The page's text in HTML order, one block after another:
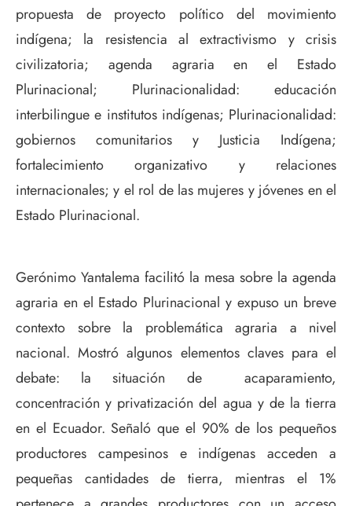
propuesta de proyecto político del movimiento
indígena; la resistencia al extractivismo y crisis
civilizatoria; agenda agraria en el Estado
Plurinacional; Plurinacionalidad: educación
interbilingue e institutos indígenas; Plurinacionalidad:
gobiernos comunitarios y Justicia Indígena;
fortalecimiento organizativo y relaciones
internacionales; y el rol de las mujeres y jóvenes en el
Estado Plurinacional.
Gerónimo Yantalema facilitó la mesa sobre la agenda
agraria en el Estado Plurinacional y expuso un breve
contexto sobre la problemática agraria a nivel
nacional. Mostró algunos elementos claves para el
debate: la situación de acaparamiento,
concentración y privatización del agua y de la tierra
en el Ecuador. Señaló que el 90% de los pequeños
productores campesinos e indígenas acceden a
pequeñas cantidades de tierra, mientras el 1%